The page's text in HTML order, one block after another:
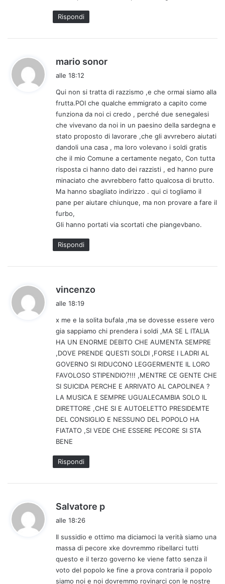
Rispondi
mario sonor
e
t
t
o
:
alle 18:12
Qui non si tratta di razzismo ,e che ormai siamo alla
frutta.POI che qualche emmigrato a capito come
funziona da noi ci credo , perché due senegalesi
che vivevano da noi in un paesino della sardegna e
stato proposto di lavorare ,che gli avvrebero aiutati
dandoli una casa , ma loro volevano i soldi gratis
che il mio Comune a certamente negato, Con tutta
risposta ci hanno dato dei razzisti , ed hanno pure
minaciato che avvrebbero fatto qualcosa di brutto.
Ma hanno sbagliato indirizzo . qui ci togliamo il
pane per aiutare chiunque, ma non provare a fare il
furbo,
Gli hanno portati via scortati che piangevbano.
Rispondi
vincenzo
e
t
t
o
:
alle 18:19
x me e la solita bufala ,ma se dovesse essere vero
gia sappiamo chi prendera i soldi ,MA SE L ITALIA
HA UN ENORME DEBITO CHE AUMENTA SEMPRE
,DOVE PRENDE QUESTI SOLDI ,FORSE I LADRI AL
GOVERNO SI RIDUCONO LEGGERMENTE IL LORO
FAVOLOSO STIPENDIO?!!! ,MENTRE CE GENTE CHE
SI SUICIDA PERCHE E ARRIVATO AL CAPOLINEA ?
LA MUSICA E SEMPRE UGUALECAMBIA SOLO IL
DIRETTORE ,CHE SI E AUTOELETTO PRESIDEMTE
DEL CONSIGLIO E NESSUNO DEL POPOLO HA
FIATATO ,SI VEDE CHE ESSERE PECORE SI STA
BENE
Rispondi
Salvatore p
e
t
t
o
alle 18:26
Il sussidio e ottimo ma diciamoci la verità siamo una
massa di pecore xke dovremmo ribellarci tutti
questo e il terzo governo ke viene fatto senza il
voto del popolo ke fine a prova contraria il popolo
siamo noi e noi dovremmo rovinarci con le nostre